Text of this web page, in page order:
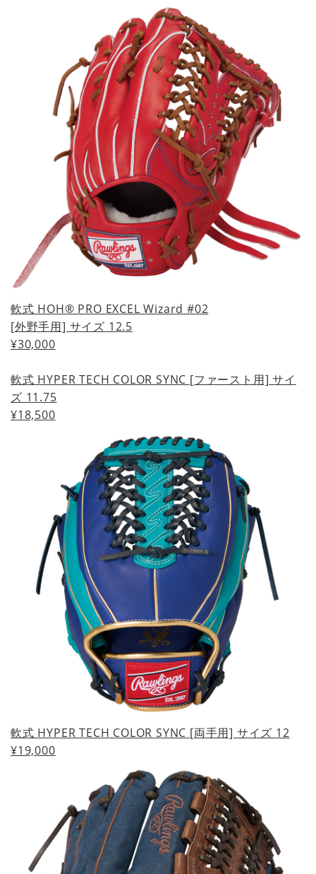
軟式 HOH® PRO EXCEL Wizard #02
[外野手用] サイズ 12.5
¥30,000
軟式 HYPER TECH COLOR SYNC [ファースト用] サイ
ズ 11.75
¥18,500
軟式 HYPER TECH COLOR SYNC [両手用] サイズ 12
¥19,000